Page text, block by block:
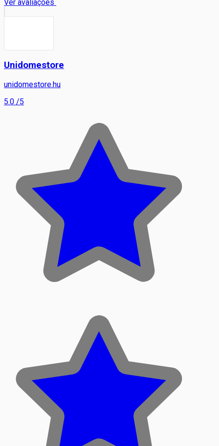
Ver avaliações
Unidomestore
unidomestore.hu
5.0 /5